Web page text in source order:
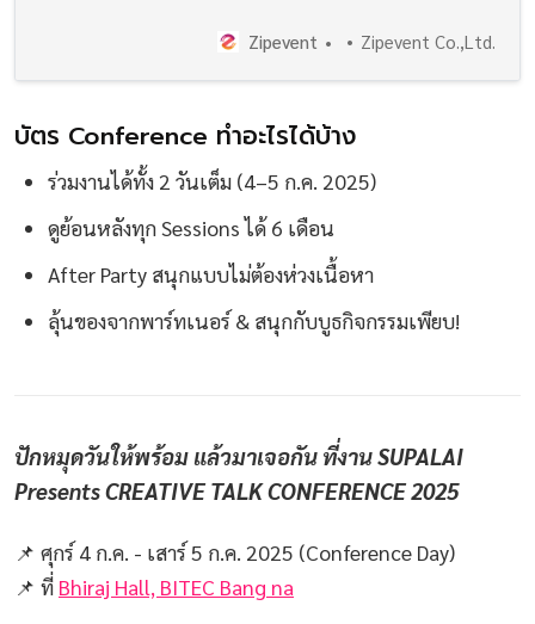
Zipevent Zipevent Co.,Ltd.
บัตร Conference ทำอะไรได้บ้าง
ร่วมงานได้ทั้ง 2 วันเต็ม (4–5 ก.ค. 2025)
ดูย้อนหลังทุก Sessions ได้ 6 เดือน
After Party สนุกแบบไม่ต้องห่วงเนื้อหา
ลุ้นของจากพาร์ทเนอร์ & สนุกกับบูธกิจกรรมเพียบ!
ปักหมุดวันให้พร้อม แล้วมาเจอกัน ที่งาน SUPALAI
Presents CREATIVE TALK CONFERENCE 2025
📌 ศุกร์ 4 ก.ค. - เสาร์ 5 ก.ค. 2025 (Conference Day)
📌 ที่ Bhiraj Hall, BITEC Bang na